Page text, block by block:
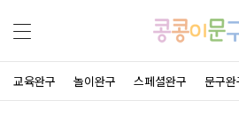
교육완구 놀이완구 스페셜완구 문구완